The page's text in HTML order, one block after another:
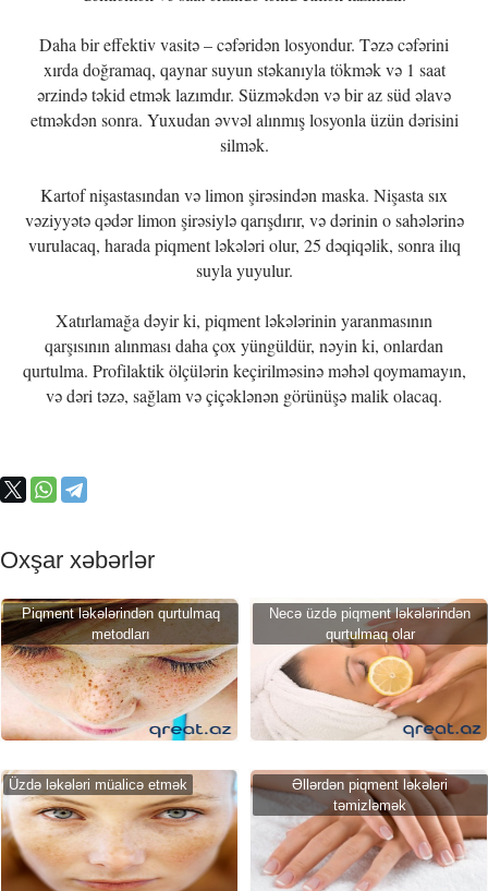
Daha bir effektiv vasitə – cəfəridən losyondur. Təzə cəfərini
xırda doğramaq, qaynar suyun stəkanıyla tökmək və 1 saat
ərzində təkid etmək lazımdır. Süzməkdən və bir az süd əlavə
etməkdən sonra. Yuxudan əvvəl alınmış losyonla üzün dərisini
silmək.
Kartof nişastasından və limon şirəsindən maska. Nişasta sıx
vəziyyətə qədər limon şirəsiylə qarışdırır, və dərinin o sahələrinə
vurulacaq, harada piqment ləkələri olur, 25 dəqiqəlik, sonra ilıq
suyla yuyulur.
Xatırlamağa dəyir ki, piqment ləkələrinin yaranmasının
qarşısının alınması daha çox yüngüldür, nəyin ki, onlardan
qurtulma. Profilaktik ölçülərin keçirilməsinə məhəl qoymamayın,
və dəri təzə, sağlam və çiçəklənən görünüşə malik olacaq.
Oxşar xəbərlər
Piqment ləkələrindən qurtulmaq
metodları
Necə üzdə piqment ləkələrindən
qurtulmaq olar
Üzdə ləkələri müalicə etmək
Əllərdən piqment ləkələri
təmizləmək